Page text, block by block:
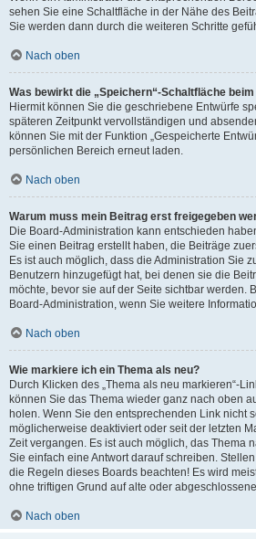
sehen Sie eine Schaltfläche in der Nähe des
Sie werden dann durch die weiteren Schritte
Nach oben
Was bewirkt die „Speichern“-Schaltfläche
Hiermit können Sie die geschriebene Entwürfe
späteren Zeitpunkt vervollständigen und
können Sie mit der Funktion „Gespeicherte
persönlichen Bereich erneut laden.
Nach oben
Warum muss mein Beitrag erst freigegeben
Die Board-Administration kann entschieden
Sie einen Beitrag erstellt haben, die Beiträge
Es ist auch möglich, dass die Administration Sie
Benutzern hinzugefügt hat, bei denen sie die
möchte, bevor sie auf der Seite sichtbar werden.
Board-Administration, wenn Sie weitere
Nach oben
Wie markiere ich ein Thema als neu?
Durch Klicken des „Thema als neu markieren“-
können Sie das Thema wieder ganz nach oben
holen. Wenn Sie den entsprechenden Link nicht
möglicherweise deaktiviert oder seit der letzten
Zeit vergangen. Es ist auch möglich, das Thema
Sie einfach eine Antwort darauf schreiben.
die Regeln dieses Boards beachten! Es wird
ohne triftigen Grund auf alte oder
Nach oben